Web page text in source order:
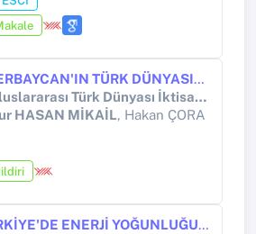
AZERBAYCAN'IN TÜRK DÜNYASINDA YÜKSELEN STRATEJİK ROLÜ: BÖLGESEL EKONOMİK ENTEGRASYON, ENERJİ DİPLOMASİSİ VE ORTAK GELECEK PERSPEKTİFİ
II Uluslararası Türk Dünyası İktisat Kongresi
HASAN MİKAİL, Hakan ÇORA
TÜRKİYE'DE ENERJİ YOĞUNLUĞU VE KAMU BÜYÜKLÜĞÜNÜN KARBON YOĞUNLUĞUNA ETKİSİ: FOURİER-ARDL MODELİNDEN KANITLAR